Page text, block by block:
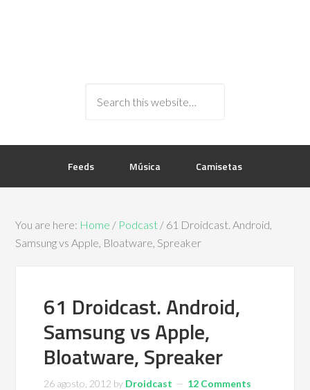
Feeds Música Camisetas
You are here: Home / Podcast / 61 Droidcast. Android,
Samsung vs Apple, Bloatware, Spreaker
61 Droidcast. Android,
Samsung vs Apple,
Bloatware, Spreaker
26 agosto, 2012 by Droidcast 12 Comments